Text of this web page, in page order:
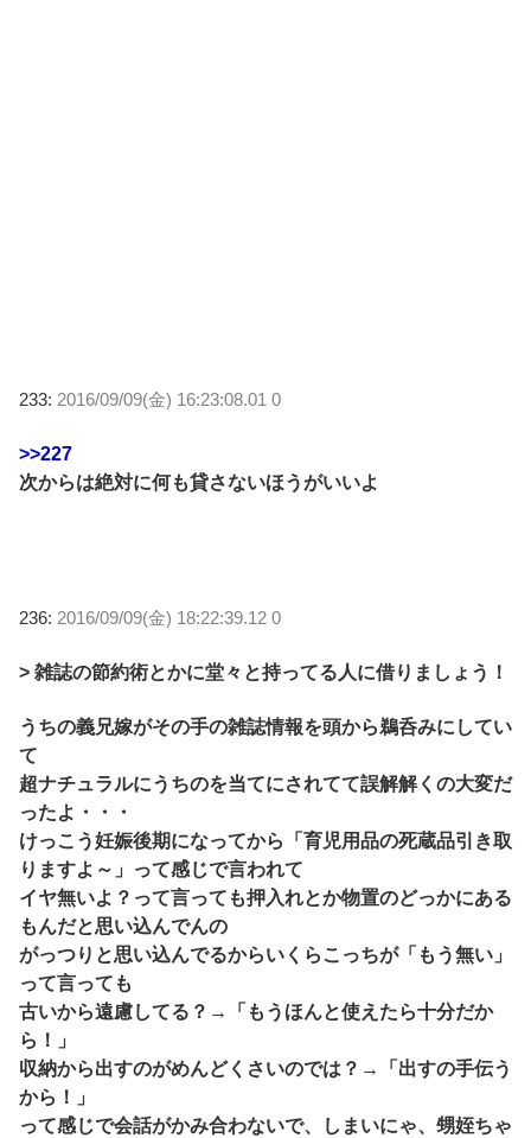
233: 2016/09/09(金) 16:23:08.01 0
>>227
次からは絶対に何も貸さないほうがいいよ
236: 2016/09/09(金) 18:22:39.12 0
> 雑誌の節約術とかに堂々と持ってる人に借りましょう！
うちの義兄嫁がその手の雑誌情報を頭から鵜呑みにしてい
て
超ナチュラルにうちのを当てにされてて誤解解くの大変だ
ったよ・・・
けっこう妊娠後期になってから「育児用品の死蔵品引き取
りますよ～」って感じで言われて
イヤ無いよ？って言っても押入れとか物置のどっかにある
もんだと思い込んでんの
がっつりと思い込んでるからいくらこっちが「もう無い」
って言っても
古いから遠慮してる？→「もうほんと使えたら十分だか
ら！」
収納から出すのがめんどくさいのでは？→「出すの手伝う
から！」
って感じで会話がかみ合わないで、しまいにゃ、甥姪ちゃ